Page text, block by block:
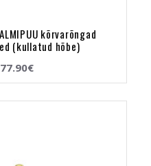
kõrvarõngad
(kullatud hõbe)
77.90€